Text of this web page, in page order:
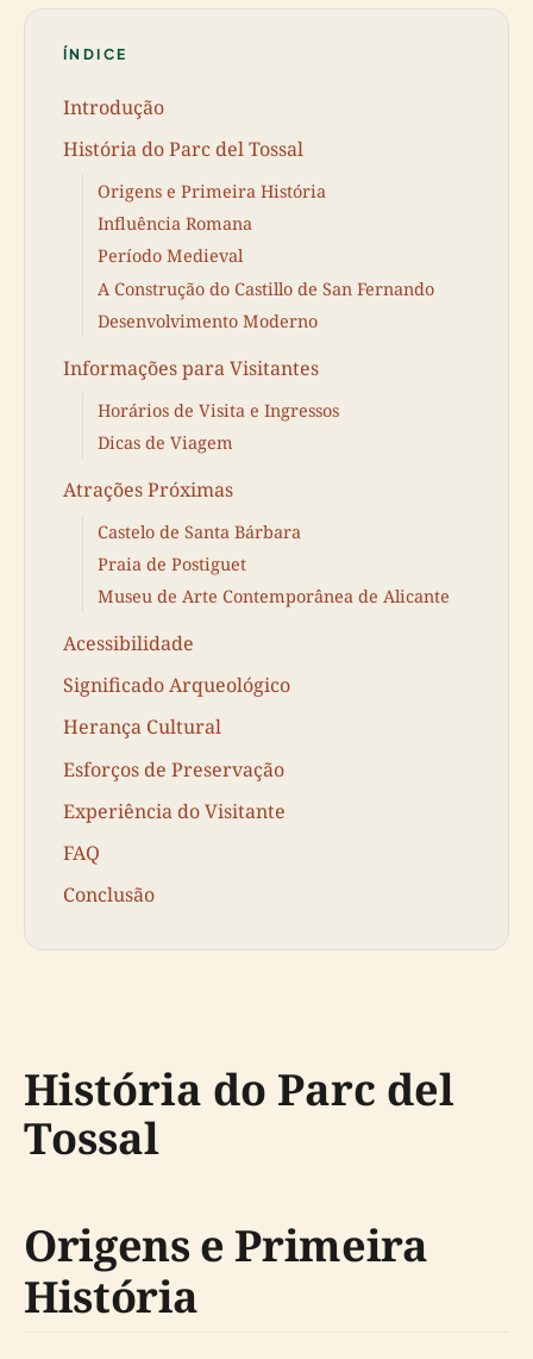
ÍNDICE
Introdução
História do Parc del Tossal
Origens e Primeira História
Influência Romana
Período Medieval
A Construção do Castillo de San Fernando
Desenvolvimento Moderno
Informações para Visitantes
Horários de Visita e Ingressos
Dicas de Viagem
Atrações Próximas
Castelo de Santa Bárbara
Praia de Postiguet
Museu de Arte Contemporânea de Alicante
Acessibilidade
Significado Arqueológico
Herança Cultural
Esforços de Preservação
Experiência do Visitante
FAQ
Conclusão
História do Parc del
Tossal
Origens e Primeira
História